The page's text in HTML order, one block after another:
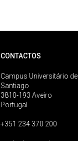
CONTACTOS
Campus Universitário de
Santiago
3810-193 Aveiro
Portugal
+351 234 370 200